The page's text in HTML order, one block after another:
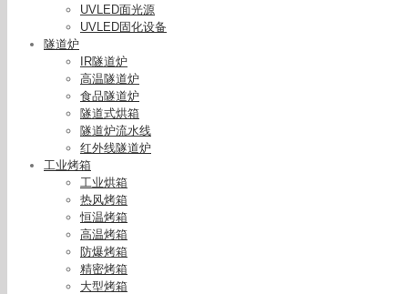
UVLED面光源
UVLED固化设备
隧道炉
IR隧道炉
高温隧道炉
食品隧道炉
隧道式烘箱
隧道炉流水线
红外线隧道炉
工业烤箱
工业烘箱
热风烤箱
恒温烤箱
高温烤箱
防爆烤箱
精密烤箱
大型烤箱